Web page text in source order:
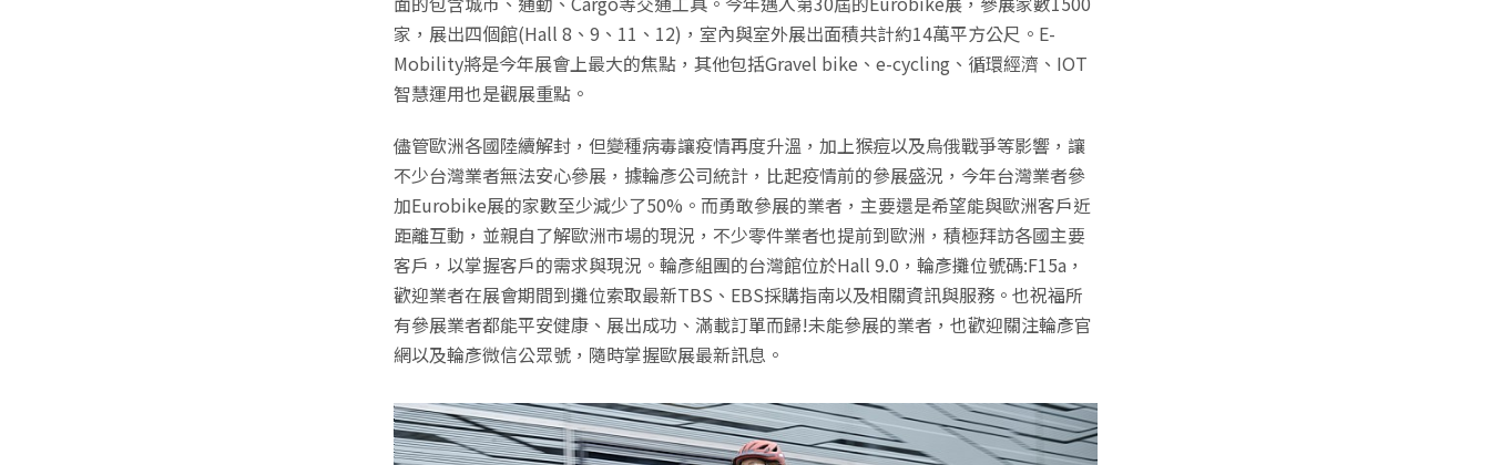
家，展出四個館(Hall 8、9、11、12)，室內與室外展出面積共計約14萬平方公尺。E-
Mobility將是今年展會上最大的焦點，其他包括Gravel bike、e-cycling、循環經濟、IOT
智慧運用也是觀展重點。
儘管歐洲各國陸續解封，但變種病毒讓疫情再度升溫，加上猴痘以及烏俄戰爭等影響，讓
不少台灣業者無法安心參展，據輪彥公司統計，比起疫情前的參展盛況，今年台灣業者參
加Eurobike展的家數至少減少了50%。而勇敢參展的業者，主要還是希望能與歐洲客戶近
距離互動，並親自了解歐洲市場的現況，不少零件業者也提前到歐洲，積極拜訪各國主要
客戶，以掌握客戶的需求與現況。輪彥組團的台灣館位於Hall 9.0，輪彥攤位號碼:F15a，
歡迎業者在展會期間到攤位索取最新TBS、EBS採購指南以及相關資訊與服務。也祝福所
有參展業者都能平安健康、展出成功、滿載訂單而歸!未能參展的業者，也歡迎關注輪彥官
網以及輪彥微信公眾號，隨時掌握歐展最新訊息。